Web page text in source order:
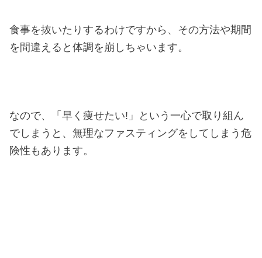
食事を抜いたりするわけですから、その方法や期間
を間違えると体調を崩しちゃいます。
なので、「早く痩せたい!」という一心で取り組ん
でしまうと、無理なファスティングをしてしまう危
険性もあります。